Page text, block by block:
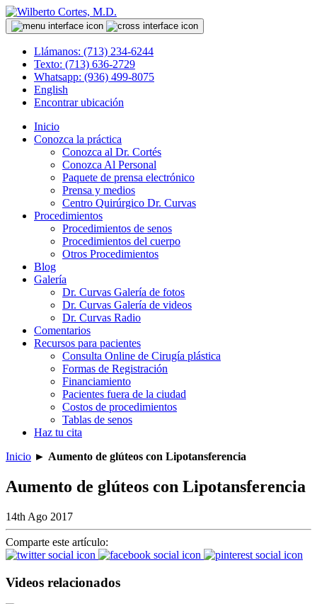
Llámanos: (713) 234-6244
Texto: (713) 636-2729
Whatsapp: (936) 499-8075
English
Encontrar ubicación
Inicio
Conozca la práctica
Conozca al Dr. Cortés
Conozca Al Personal
Paquete de prensa electrónico
Prensa y medios
Centro Quirúrgico Dr. Curvas
Procedimientos
Procedimientos de senos
Procedimientos del cuerpo
Otros Procedimientos
Blog
Galería
Dr. Curvas Galería de fotos
Dr. Curvas Galería de videos
Dr. Curvas Radio
Comentarios
Recursos para pacientes
Consulta Online de Cirugía plástica
Formas de Registración
Financiamiento
Pacientes fuera de la ciudad
Costos de procedimientos
Tablas de senos
Haz tu cita
Inicio ► Aumento de glúteos con Lipotansferencia
Aumento de glúteos con Lipotansferencia
14th Ago 2017
Comparte este artículo:
Videos relacionados